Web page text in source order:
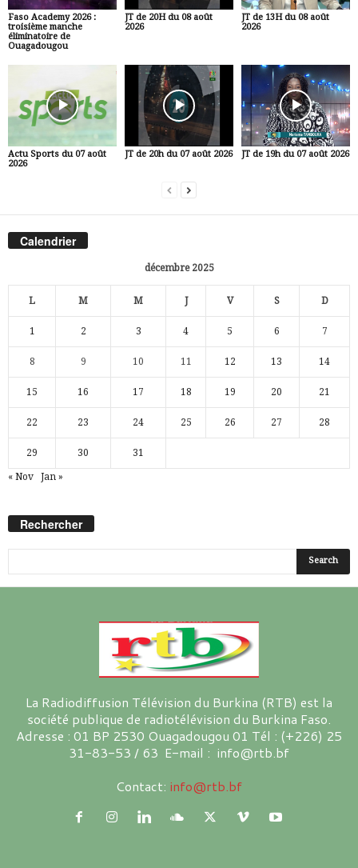
Faso Academy 2026 :
troisième manche
éliminatoire de
Ouagadougou
JT de 20H du 08 août
2026
JT de 13H du 08 août
2026
Actu Sports du 07 août
2026
JT de 20h du 07 août 2026 JT de 19h du 07 août 2026
Calendrier
décembre 2025
L M M J V S D
1 2 3 4 5 6 7
8 9 10 11 12 13 14
15 16 17 18 19 20 21
22 23 24 25 26 27 28
29 30 31
« Nov Jan »
Rechercher
La Radiodiffusion Télévision du Burkina (RTB) est la
société publique de radiotélévision du Burkina Faso.
Adresse : 01 BP 2530 Ouagadougou 01 Tél : (+226) 25
31-83-53 / 63 E-mail : info@rtb.bf
Contact: info@rtb.bf